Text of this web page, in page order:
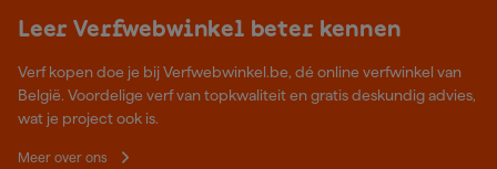
Leer Verfwebwinkel beter kennen
Verf kopen doe je bij Verfwebwinkel.be, dé online verfwinkel van
België. Voordelige verf van topkwaliteit en gratis deskundig advies,
wat je project ook is.
Meer over ons